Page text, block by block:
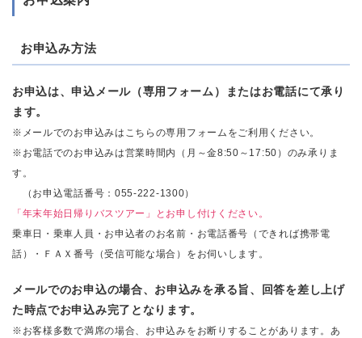
お申込み方法
お申込は、申込メール（専用フォーム）またはお電話にて承り
ます。
※メールでのお申込みはこちらの専用フォームをご利用ください。
※お電話でのお申込みは営業時間内（月～金8:50～17:50）のみ承りま
す。
（お申込電話番号：055-222-1300）
「年末年始日帰りバスツアー」とお申し付けください。
乗車日・乗車人員・お申込者のお名前・お電話番号（できれば携帯電
話）・ＦＡＸ番号（受信可能な場合）をお伺いします。
メールでのお申込の場合、お申込みを承る旨、回答を差し上げ
た時点でお申込み完了となります。
※お客様多数で満席の場合、お申込みをお断りすることがあります。あ